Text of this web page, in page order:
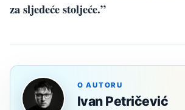
za sljedeće stoljeće.”
O AUTORU
Ivan Petričević